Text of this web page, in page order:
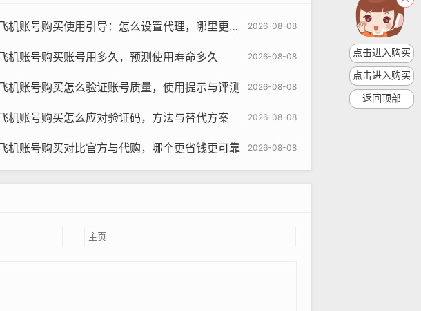
2026-08-08
机账号购买使用引导：怎么设置代理，哪里更省资源
2026-08-08
机账号购买账号用多久，预测使用寿命多久
2026-08-08
机账号购买怎么验证账号质量，使用提示与评测
2026-08-08
机账号购买怎么应对验证码，方法与替代方案
2026-08-08
机账号购买对比官方与代购，哪个更省钱更可靠
点击进入购买
点击进入购买
返回顶部